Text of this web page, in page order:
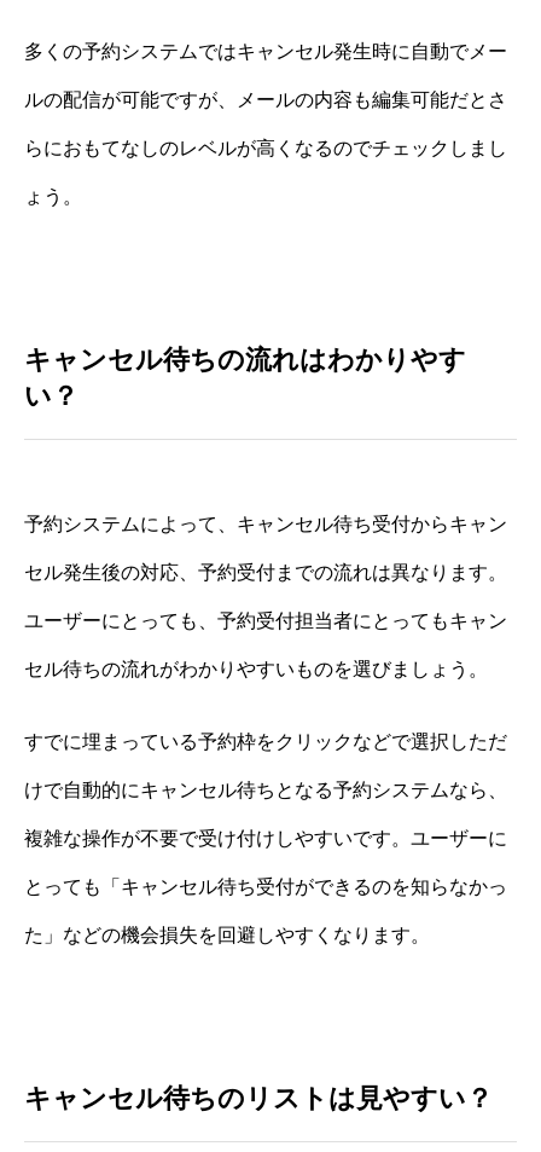
多くの予約システムではキャンセル発生時に自動でメー
ルの配信が可能ですが、メールの内容も編集可能だとさ
らにおもてなしのレベルが高くなるのでチェックしまし
ょう。
キャンセル待ちの流れはわかりやす
い？
予約システムによって、キャンセル待ち受付からキャン
セル発生後の対応、予約受付までの流れは異なります。
ユーザーにとっても、予約受付担当者にとってもキャン
セル待ちの流れがわかりやすいものを選びましょう。
すでに埋まっている予約枠をクリックなどで選択しただ
けで自動的にキャンセル待ちとなる予約システムなら、
複雑な操作が不要で受け付けしやすいです。ユーザーに
とっても「キャンセル待ち受付ができるのを知らなかっ
た」などの機会損失を回避しやすくなります。
キャンセル待ちのリストは見やすい？